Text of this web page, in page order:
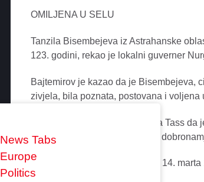
News Tabs
Europe
Politics
OMILJENA U SELU
Tanzila Bisembejeva iz Astrahanske
123. godini, rekao je lokalni guverner
Bajtemirov je kazao da je Bisembejeva,
zivjela, bila poznata, postovana i voljena
Rodaci Bisembejeve rekli su za Tass
poznata kao fina, optimisticna i
Tanzila Bisembejeva rodena je 14.